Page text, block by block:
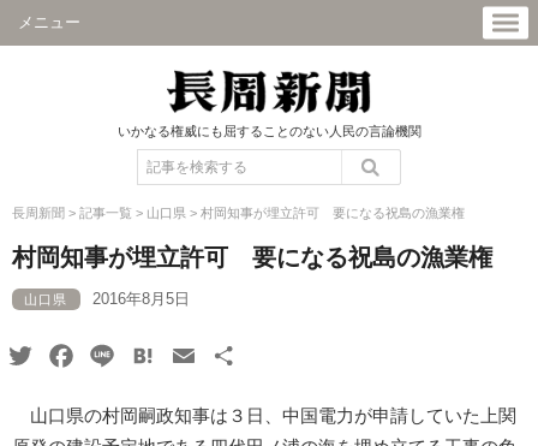
メニュー
いかなる権威にも屈することのない人民の言論機関
長周新聞 > 記事一覧 > 山口県 > 村岡知事が埋立許可 要になる祝島の漁業権
村岡知事が埋立許可 要になる祝島の漁業権
山口県 2016年8月5日
TwitterFacebook
Line HatenaEmail
山口県の村岡嗣政知事は３日、中国電力が申請していた上関